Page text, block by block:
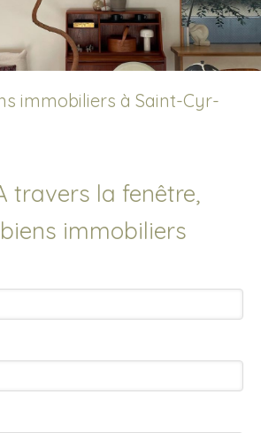
immobiliers à Saint-Cyr-
travers la fenêtre,
immobiliers